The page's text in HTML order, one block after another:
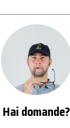
Hai domande?